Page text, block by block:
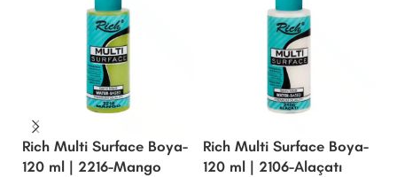
Rich Multi Surface Boya-
120 ml | 2216-Mango
Rich Multi Surface Boya-
120 ml | 2106-Alaçatı